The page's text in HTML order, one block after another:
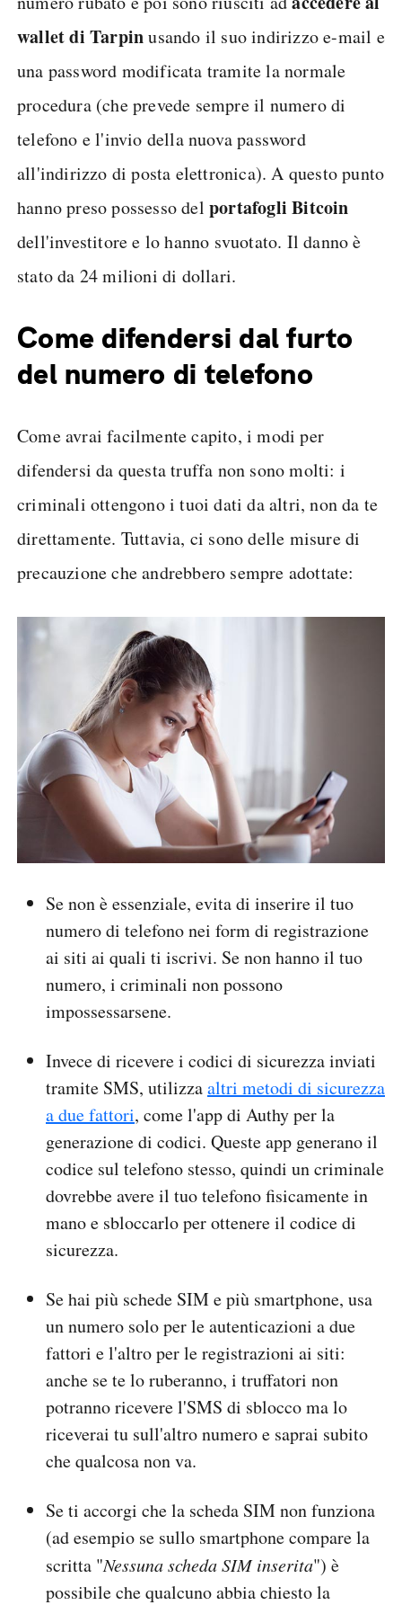
wallet di Tarpinusando il suo indirizzo e-mail e
una password modificata tramite la normale
procedura (che prevede sempre il numero di
telefono e l'invio della nuova password
all'indirizzo di posta elettronica). A questo punto
hanno preso possesso del portafogli Bitcoin
dell'investitore e lo hanno svuotato. Il danno è
stato da 24 milioni di dollari.
Come difendersi dal furto
del numero di telefono
Come avrai facilmente capito, i modi per
difendersi da questa truffa non sono molti: i
criminali ottengono i tuoi dati da altri, non da te
direttamente. Tuttavia, ci sono delle misure di
precauzione che andrebbero sempre adottate:
Se non è essenziale, evita di inserire il tuo
numero di telefono nei form di registrazione
ai siti ai quali ti iscrivi. Se non hanno il tuo
numero, i criminali non possono
impossessarsene.
Invece di ricevere i codici di sicurezza inviati
tramite SMS, utilizzaaltri metodi di sicurezza
a due fattori, come l'app di Authy per la
generazione di codici. Queste app generano il
codice sul telefono stesso, quindi un criminale
dovrebbe avere il tuo telefono fisicamente in
mano e sbloccarlo per ottenere il codice di
sicurezza.
Se hai più schede SIM e più smartphone, usa
un numero solo per le autenticazioni a due
fattori e l'altro per le registrazioni ai siti:
anche se te lo ruberanno, i truffatori non
potranno ricevere l'SMS di sblocco ma lo
riceverai tu sull'altro numero e saprai subito
che qualcosa non va.
Se ti accorgi che la scheda SIM non funziona
(ad esempio se sullo smartphone compare la
scritta "Nessuna scheda SIM inserita") è
possibile che qualcuno abbia chiesto la